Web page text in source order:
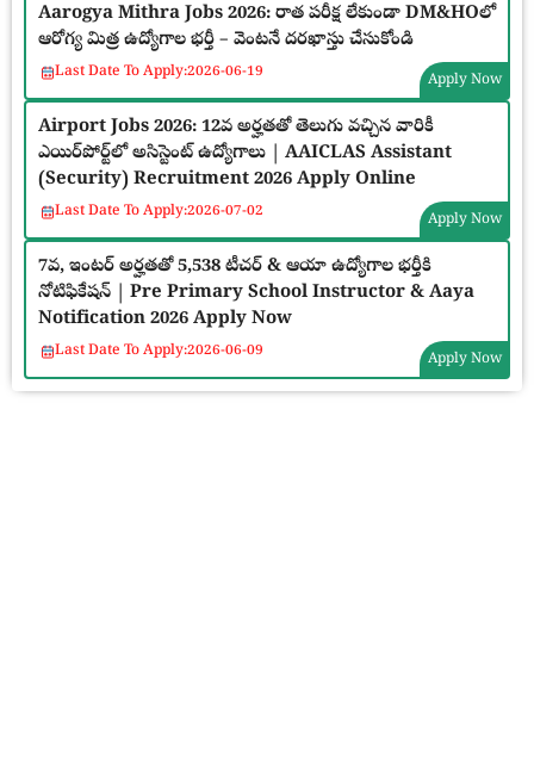
Aarogya Mithra Jobs 2026: రాత పరీక్ష లేకుండా DM&HOలో
ఆరోగ్య మిత్ర ఉద్యోగాల భర్తీ – వెంటనే దరఖాస్తు చేసుకోండి
Last Date To Apply:2026-06-19 Apply Now
Airport Jobs 2026: 12వ అర్హతతో తెలుగు వచ్చిన వారికీ
ఎయిర్‌పోర్ట్‌లో అసిస్టెంట్ ఉద్యోగాలు | AAICLAS Assistant
(Security) Recruitment 2026 Apply Online
Last Date To Apply:2026-07-02 Apply Now
7వ, ఇంటర్ అర్హతతో 5,538 టీచర్ & ఆయా ఉద్యోగాల భర్తీకి
నోటిఫికేషన్ | Pre Primary School Instructor & Aaya
Notification 2026 Apply Now
Last Date To Apply:2026-06-09 Apply Now